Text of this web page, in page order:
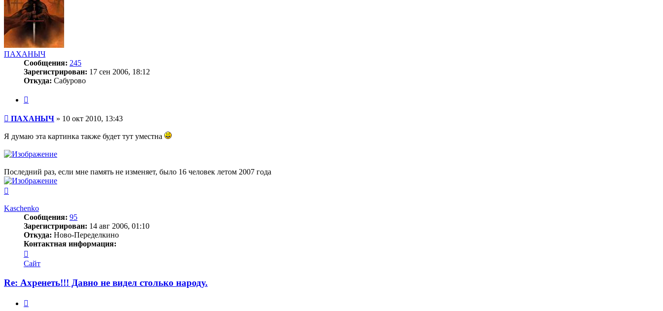
ПАХАНЫЧ
Сообщения: 245
Зарегистрирован: 17 сен 2006, 18:12
Откуда: Сабурово
Сообщение
ПАХАНЫЧ » 10 окт 2010, 13:43
Я думаю эта картинка также будет тут уместна
Последний раз, если мне память не изменяет, было 16 человек летом 2007 года
началу
Kaschenko
Сообщения: 95
Зарегистрирован: 14 авг 2006, 01:10
Откуда: Ново-Переделкино
Контактная информация:
информация
Kaschenko
Сайт
Re: Ахренеть!!! Давно не видел столько народу.